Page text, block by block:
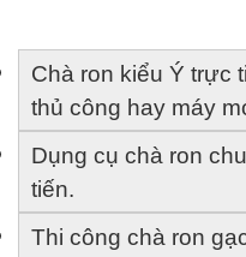
Chà ron kiểu Ý trực
thủ công hay máy
Dụng cụ chà ron
tiến.
Thi công chà ron